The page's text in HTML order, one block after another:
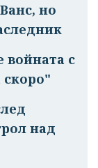
но
войната с
над